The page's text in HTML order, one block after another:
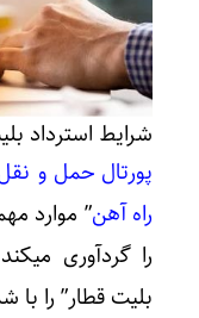
شرایط استرداد
پورتال حمل و
راه آهن” موارد
را گردآوری
بلیت قطار” را با